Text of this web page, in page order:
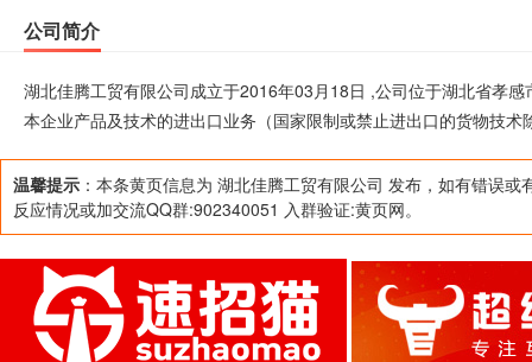
公司简介
湖北佳腾工贸有限公司成立于2016年03月18日 ,公司位于湖北省孝
本企业产品及技术的进出口业务（国家限制或禁止进出口的货物技
温馨提示 ：本条黄页信息为 湖北佳腾工贸有限公司 发布，如有错误或
反应情况或加交流QQ群:902340051 入群验证:黄页网。